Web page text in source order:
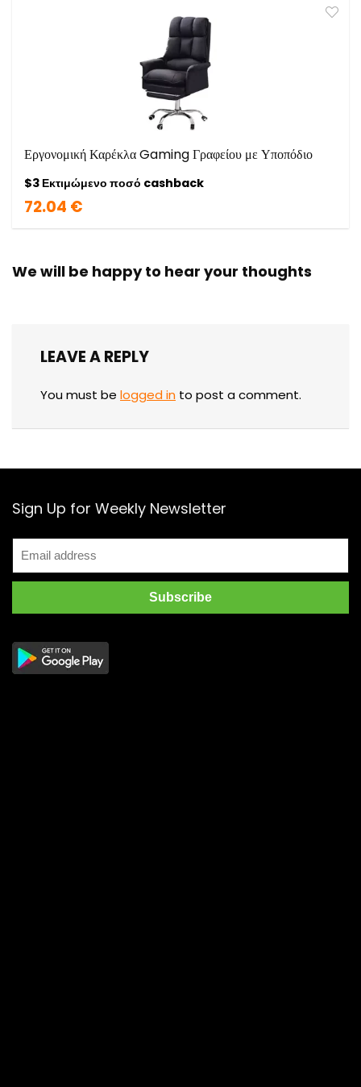
Εργονομική Καρέκλα Gaming Γραφείου με Υποπόδιο
$3 Εκτιμώμενο ποσό cashback
72.04 €
We will be happy to hear your thoughts
LEAVE A REPLY
You must be logged in to post a comment.
Sign Up for Weekly Newsletter